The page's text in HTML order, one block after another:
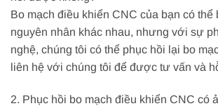
Bo mạch điều khiển CNC của bạn có thể
nguyên nhân khác nhau, nhưng với sự
nghệ, chúng tôi có thể phục hồi lại bo
liên hệ với chúng tôi để được tư vấn và
2. Phục hồi bo mạch điều khiển CNC có